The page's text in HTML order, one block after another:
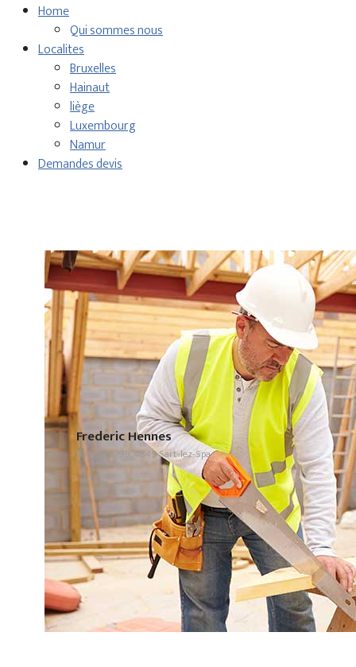
Home
Qui sommes nous
Localites
Bruxelles
Hainaut
liège
Luxembourg
Namur
Demandes devis
Frederic Hennes
Bansions 19B, 4845 Sart-lez-Spa